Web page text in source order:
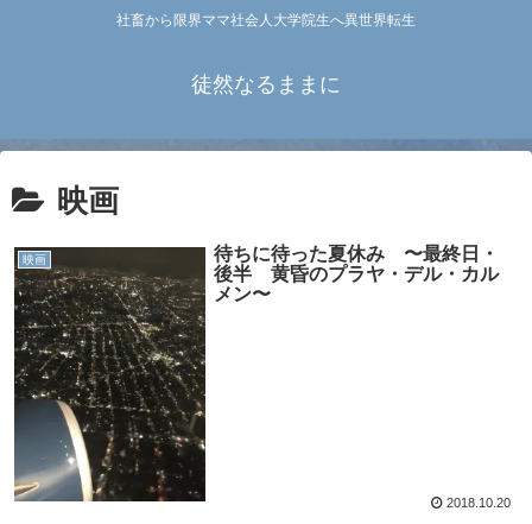
社畜から限界ママ社会人大学院生へ異世界転生
徒然なるままに
映画
映画
待ちに待った夏休み 〜最終日・
後半 黄昏のプラヤ・デル・カル
メン〜
2018.10.20